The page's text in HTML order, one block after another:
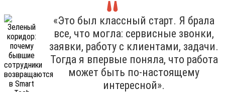
«Это был классный старт. Я брала
все, что могла: сервисные звонки,
заявки, работу с клиентами, задачи.
Тогда я впервые поняла, что работа
может быть по-настоящему
интересной».